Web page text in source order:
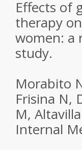
Effects of
therapy
women: a
study.
Morabito
Frisina N,
M,
Internal